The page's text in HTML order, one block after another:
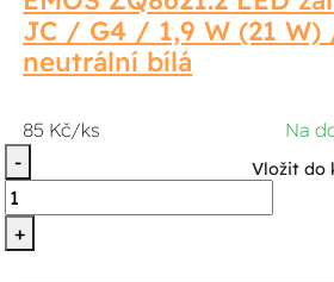
JC / G4 / 1,9 W (21
neutrální bílá
85 Kč/ks
Na
-
+
Vložit do